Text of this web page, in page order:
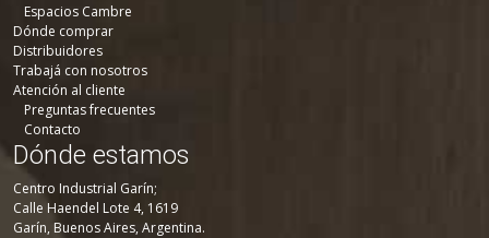
Espacios Cambre
Dónde comprar
Distribuidores
Trabajá con nosotros
Atención al cliente
Preguntas frecuentes
Contacto
Dónde estamos
Centro Industrial Garín;
Calle Haendel Lote 4, 1619
Garín, Buenos Aires, Argentina.